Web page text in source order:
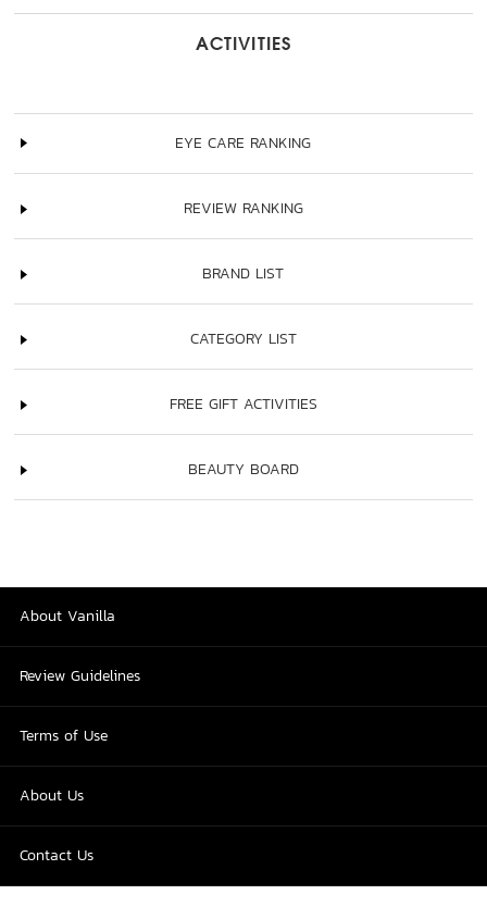
ACTIVITIES
EYE CARE RANKING
REVIEW RANKING
BRAND LIST
CATEGORY LIST
FREE GIFT ACTIVITIES
BEAUTY BOARD
About Vanilla
Review Guidelines
Terms of Use
About Us
Contact Us